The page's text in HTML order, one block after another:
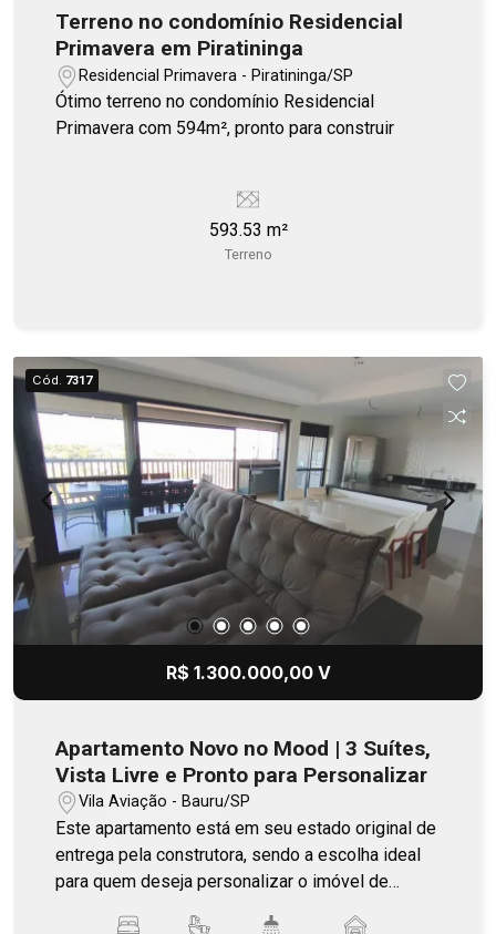
Terreno no condomínio Residencial
Primavera em Piratininga
Residencial Primavera - Piratininga/SP
Ótimo terreno no condomínio Residencial
Primavera com 594m², pronto para construir
593.53 m²
Terreno
Cód. 7317
R$ 1.300.000,00 V
Apartamento Novo no Mood | 3 Suítes,
Vista Livre e Pronto para Personalizar
Vila Aviação - Bauru/SP
Este apartamento está em seu estado original de
entrega pela construtora, sendo a escolha ideal
para quem deseja personalizar o imóvel de